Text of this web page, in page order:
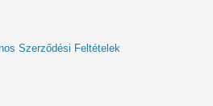
Szerződési Feltételek